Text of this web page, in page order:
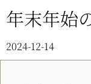
年末年始
2024-12-14